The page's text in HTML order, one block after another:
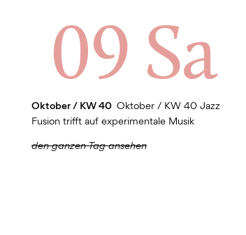
09 Sa
Oktober / KW 40 Oktober / KW 40 Jazz
Fusion trifft auf experimentale Musik
den ganzen Tag ansehen